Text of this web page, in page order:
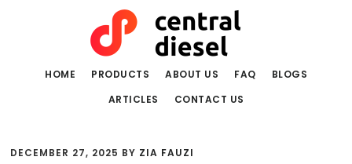
HOME PRODUCTS ABOUT US FAQ
BLOGS
ARTICLES
CONTACT US
DECEMBER 27, 2025 BY ZIA FAUZI